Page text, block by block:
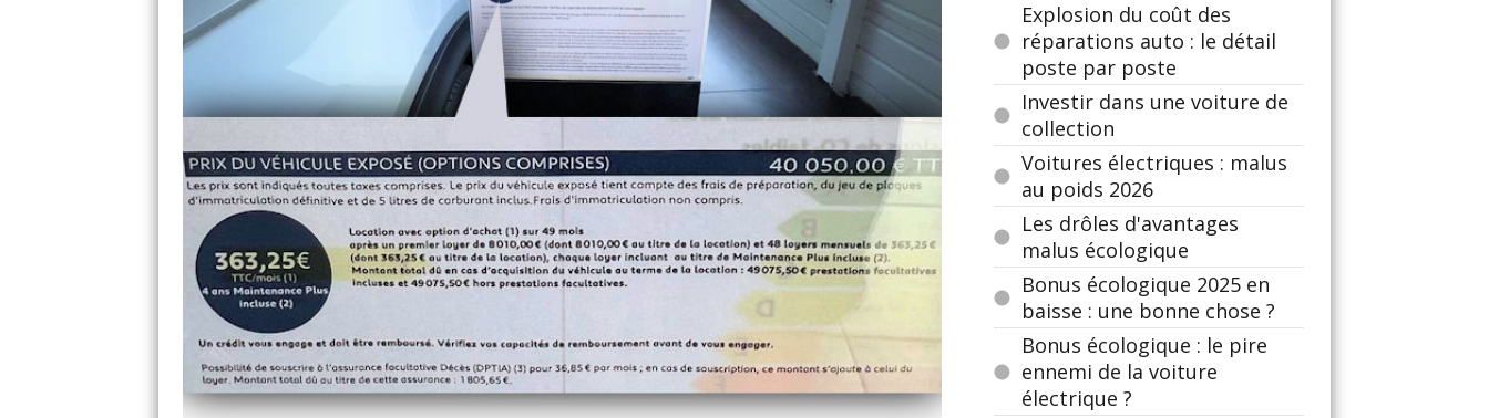
Explosion du coût des
réparations auto : le détail
poste par poste
Investir dans une voiture de
collection
Voitures électriques : malus
au poids 2026
Les drôles d'avantages
malus écologique
Bonus écologique 2025 en
baisse : une bonne chose ?
Bonus écologique : le pire
ennemi de la voiture
électrique ?